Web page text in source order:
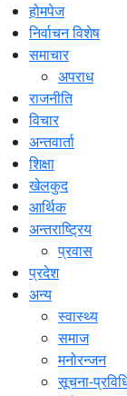
होमपेज
निर्वाचन विशेष
समाचार
अपराध
राजनीति
विचार
अन्तवार्ता
शिक्षा
खेलकुद
आर्थिक
अन्तराष्ट्रिय
प्रवास
प्रदेश
अन्य
स्वास्थ्य
समाज
मनोरन्जन
सूचना-